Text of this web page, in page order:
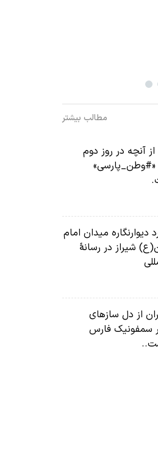
مطالب بیشتر
آنچه در روز دوم
«#وطن_پارسی»
دیوارنگاره میدان امام
شیراز در رسانۀ
از دل سازهای
سمفونیک فارس